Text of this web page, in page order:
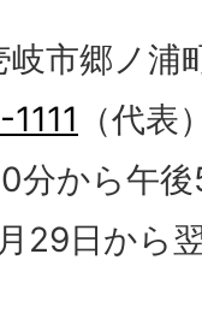
市郷ノ浦
（代表
分から午
29日から